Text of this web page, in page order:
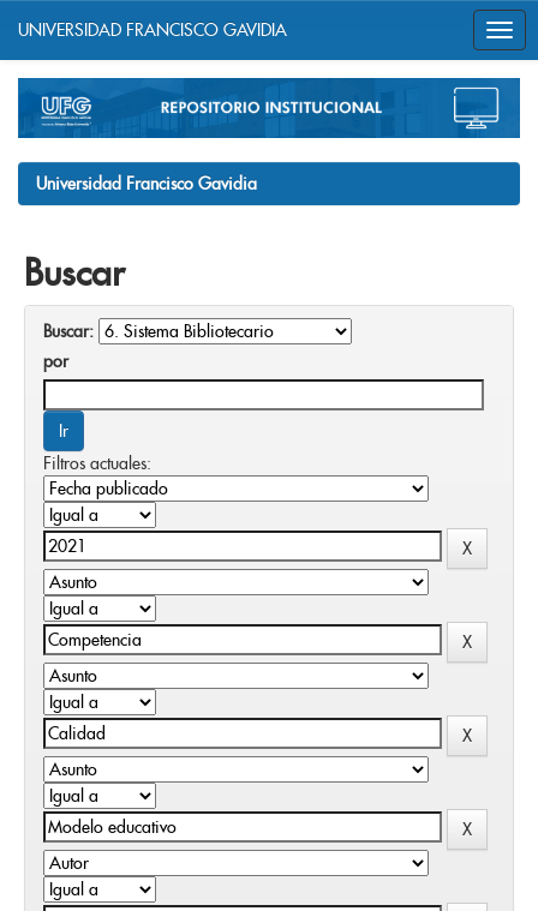
navigation
UNIVERSIDAD FRANCISCO GAVIDIA
Universidad Francisco Gavidia
Buscar
Buscar:
por
Filtros actuales: